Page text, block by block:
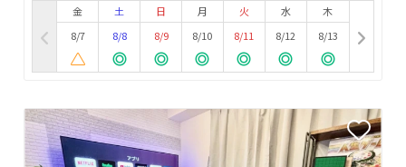
金
8/7
土
8/8
日
8/9
月
8/10
火
8/11
水
8/12
木
8/13